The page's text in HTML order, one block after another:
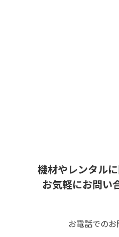
機材やレンタル
お気軽にお問い
お電話での